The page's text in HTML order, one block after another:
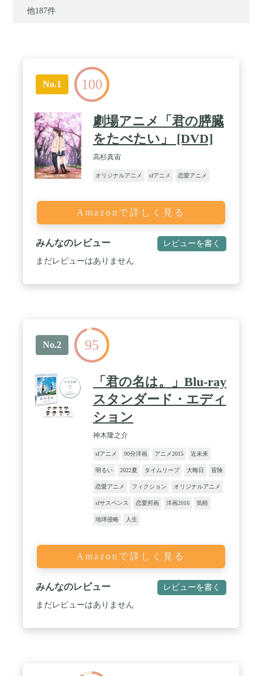
他187件
No.1 100
劇場アニメ「君の膵臓
をたべたい」 [DVD]
高杉真宙
オリジナルアニメ sfアニメ 恋愛アニメ
Amazonで詳しく見る
みんなのレビュー レビューを書く
まだレビューはありません
No.2 95
「君の名は。」Blu-ray
スタンダード・エディ
ション
神木隆之介
sfアニメ 90分洋画 アニメ2015 近未来
明るい 2022夏 タイムリープ 大晦日 冒険
恋愛アニメ フィクション オリジナルアニメ
sfサスペンス 恋愛邦画 洋画2016 気軽
地球侵略 人生
Amazonで詳しく見る
みんなのレビュー レビューを書く
まだレビューはありません